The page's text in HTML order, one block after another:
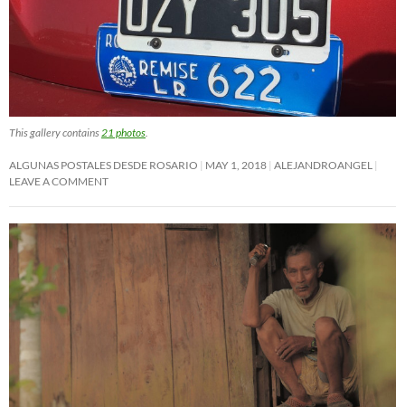
This gallery contains 21 photos
ALGUNAS POSTALES DESDE ROSARIO MAY 1, 2018 ALEJANDROANGEL
LEAVE A COMMENT